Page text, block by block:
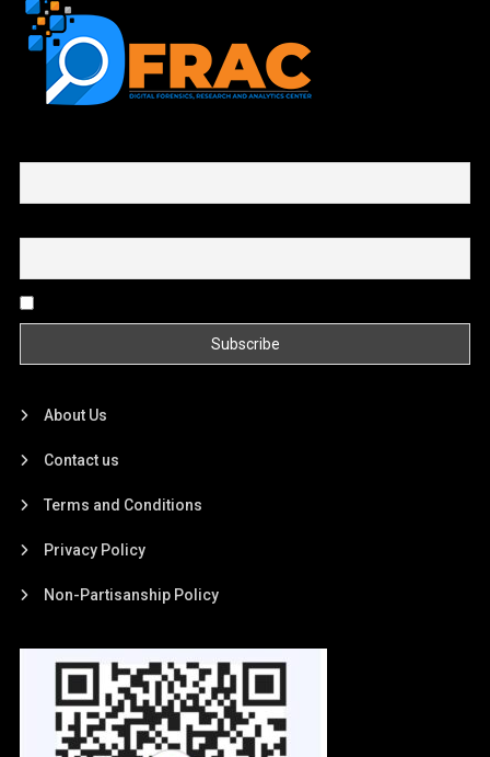
About Us
Contact us
Terms and Conditions
Privacy Policy
Non-Partisanship Policy